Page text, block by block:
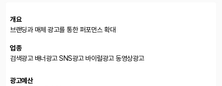
개요
브랜딩과 매체 광고를 통한 퍼포먼스 확대
업종
검색광고 배너광고 SNS광고 바이럴광고 동영상광고
광고예산